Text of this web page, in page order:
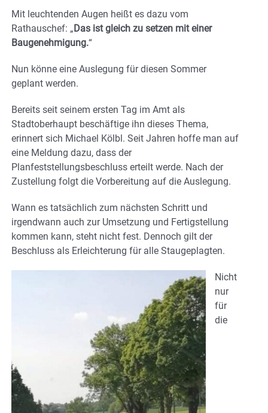
Mit leuchtenden Augen heißt es dazu vom
Rathauschef: „Das ist gleich zu setzen mit einer
Baugenehmigung.“
Nun könne eine Auslegung für diesen Sommer
geplant werden.
Bereits seit seinem ersten Tag im Amt als
Stadtoberhaupt beschäftige ihn dieses Thema,
erinnert sich Michael Kölbl. Seit Jahren hoffe man auf
eine Meldung dazu, dass der
Planfeststellungsbeschluss erteilt werde. Nach der
Zustellung folgt die Vorbereitung auf die Auslegung.
Wann es tatsächlich zum nächsten Schritt und
irgendwann auch zur Umsetzung und Fertigstellung
kommen kann, steht nicht fest. Dennoch gilt der
Beschluss als Erleichterung für alle Staugeplagten.
Nicht
nur
für
die